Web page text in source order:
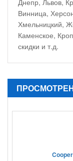
Днепр, Львов,
Винница,
Хмельницкий,
Каменское,
скидки и т.д.